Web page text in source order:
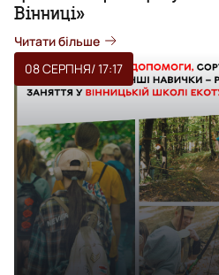
Вінниці»
Читати більше
08 СЕРПНЯ/ 17:17